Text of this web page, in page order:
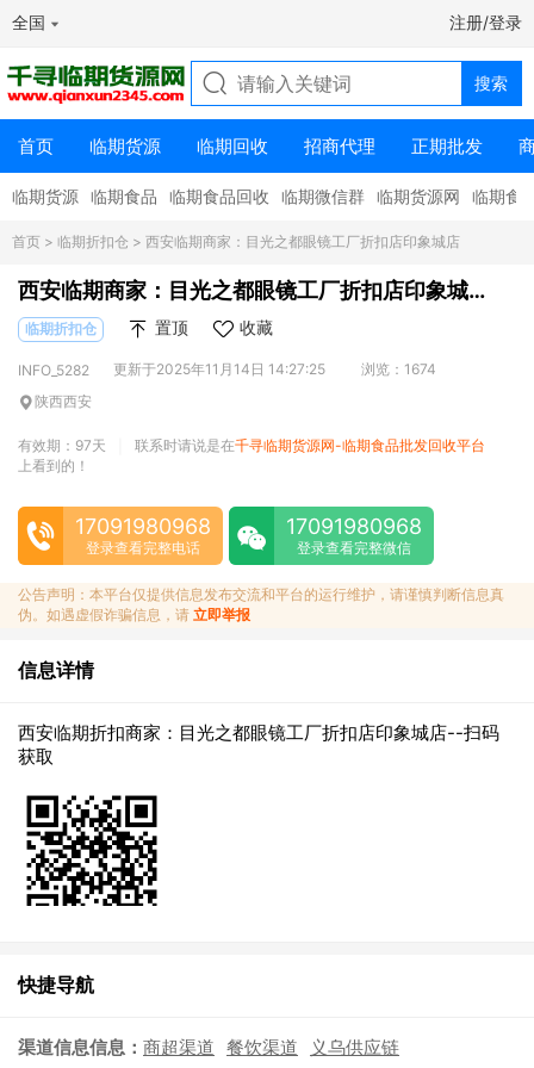
全国 注册/登录
首页 临期货源 临期回收 招商代理 正期批发
临期货源 临期食品 临期食品回收 临期微信群 临期货源网 临期食
首页 > 临期折扣仓 > 西安临期商家：目光之都眼镜工厂折扣店印象城店
西安临期商家：目光之都眼镜工厂折扣店印象城
店
临期折扣仓 置顶 收藏
INFO_5282 更新于2025年11月14日 14:27:25
浏览：1674
陕西西安
有效期：97天 联系时请说是在千寻临期货源网-临期食品批发回收平台
上看到的！
17091980968
登录查看完整电话
17091980968
登录查看完整微信
公告声明：本平台仅提供信息发布交流和平台的运行维护，请谨慎判断信息真
伪。如遇虚假诈骗信息，请 立即举报
信息详情
西安临期折扣商家：目光之都眼镜工厂折扣店印象城店--扫码
获取
快捷导航
渠道信息信息： 商超渠道 餐饮渠道 义乌供应链